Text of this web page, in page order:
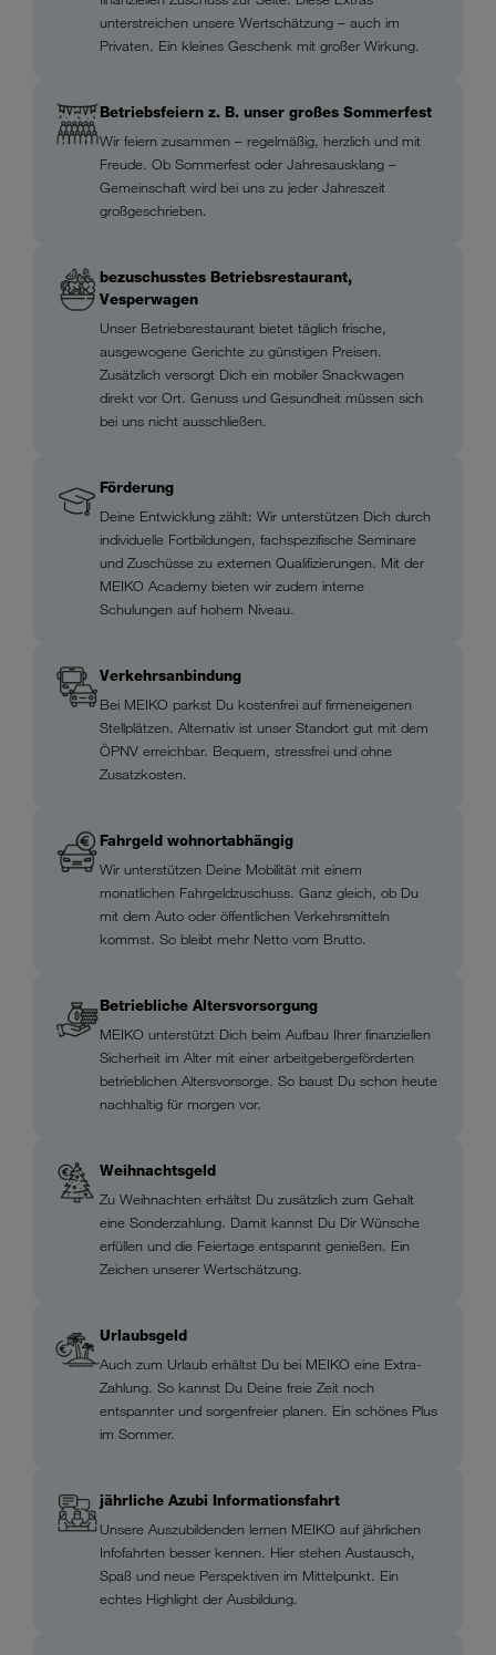
unterstreichen unsere Wertschätzung – auch im
Privaten. Ein kleines Geschenk mit großer Wirkung.
Betriebsfeiern z. B. unser großes Sommerfest
Wir feiern zusammen – regelmäßig, herzlich und mit
Freude. Ob Sommerfest oder Jahresausklang –
Gemeinschaft wird bei uns zu jeder Jahreszeit
großgeschrieben.
bezuschusstes Betriebsrestaurant,
Vesperwagen
Unser Betriebsrestaurant bietet täglich frische,
ausgewogene Gerichte zu günstigen Preisen.
Zusätzlich versorgt Dich ein mobiler Snackwagen
direkt vor Ort. Genuss und Gesundheit müssen sich
bei uns nicht ausschließen.
Förderung
Deine Entwicklung zählt: Wir unterstützen Dich durch
individuelle Fortbildungen, fachspezifische Seminare
und Zuschüsse zu externen Qualifizierungen. Mit der
MEIKO Academy bieten wir zudem interne
Schulungen auf hohem Niveau.
Verkehrsanbindung
Bei MEIKO parkst Du kostenfrei auf firmeneigenen
Stellplätzen. Alternativ ist unser Standort gut mit dem
ÖPNV erreichbar. Bequem, stressfrei und ohne
Zusatzkosten.
Fahrgeld wohnortabhängig
Wir unterstützen Deine Mobilität mit einem
monatlichen Fahrgeldzuschuss. Ganz gleich, ob Du
mit dem Auto oder öffentlichen Verkehrsmitteln
kommst. So bleibt mehr Netto vom Brutto.
Betriebliche Altersvorsorgung
MEIKO unterstützt Dich beim Aufbau Ihrer finanziellen
Sicherheit im Alter mit einer arbeitgebergeförderten
betrieblichen Altersvorsorge. So baust Du schon heute
nachhaltig für morgen vor.
Weihnachtsgeld
Zu Weihnachten erhältst Du zusätzlich zum Gehalt
eine Sonderzahlung. Damit kannst Du Dir Wünsche
erfüllen und die Feiertage entspannt genießen. Ein
Zeichen unserer Wertschätzung.
Urlaubsgeld
Auch zum Urlaub erhältst Du bei MEIKO eine Extra-
Zahlung. So kannst Du Deine freie Zeit noch
entspannter und sorgenfreier planen. Ein schönes Plus
im Sommer.
jährliche Azubi Informationsfahrt
Unsere Auszubildenden lernen MEIKO auf jährlichen
Infofahrten besser kennen. Hier stehen Austausch,
Spaß und neue Perspektiven im Mittelpunkt. Ein
echtes Highlight der Ausbildung.